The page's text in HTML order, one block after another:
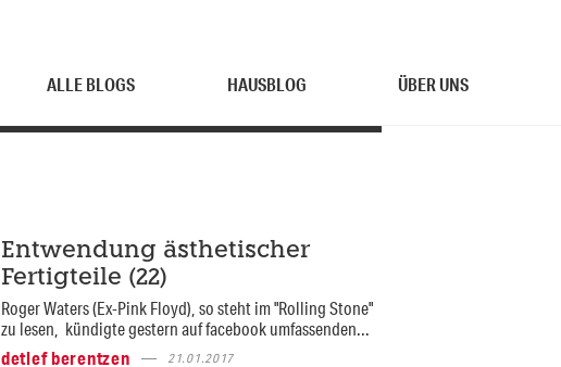
ALLE BLOGS HAUSBLOG ÜBER UNS
Entwendung ästhetischer
Fertigteile (22)
Roger Waters (Ex-Pink Floyd), so steht im "Rolling Stone"
zu lesen, kündigte gestern auf facebook umfassenden...
detlef berentzen
21.01.2017